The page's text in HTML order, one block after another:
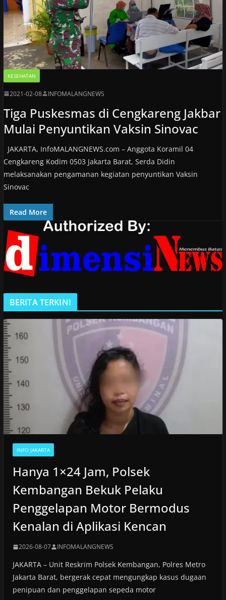
KESEHATAN
2021-02-08 INFOMALANGNEWS
Tiga Puskesmas di Cengkareng Jakbar
Mulai Penyuntikan Vaksin Sinovac
JAKARTA, InfoMALANGNEWS.com – Anggota Koramil 04
Cengkareng Kodim 0503 Jakarta Barat, Serda Didin
melaksanakan pengamanan kegiatan penyuntikan Vaksin
Sinovac
Read More
BERITA TERKINI
INFO JAKARTA
Hanya 1×24 Jam, Polsek
Kembangan Bekuk Pelaku
Penggelapan Motor Bermodus
Kenalan di Aplikasi Kencan
2026-08-07 INFOMALANGNEWS
JAKARTA – Unit Reskrim Polsek Kembangan, Polres Metro
Jakarta Barat, bergerak cepat mengungkap kasus dugaan
penipuan dan penggelapan sepeda motor